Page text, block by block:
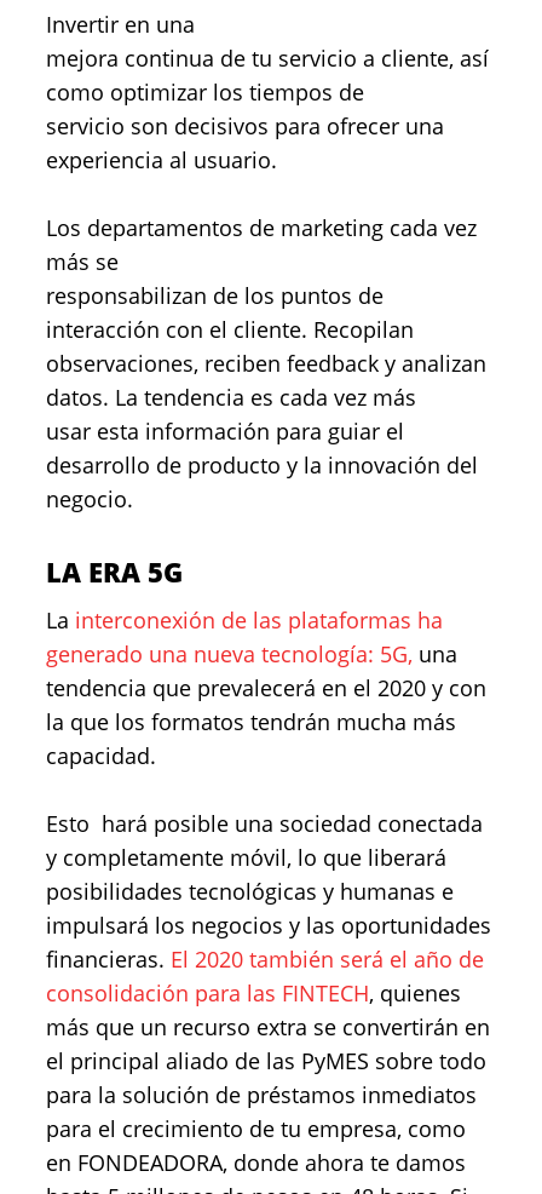
Invertir en una
mejora continua de tu servicio a cliente, así
como optimizar los tiempos de
servicio son decisivos para ofrecer una
experiencia al usuario.
Los departamentos de marketing cada vez
más se
responsabilizan de los puntos de
interacción con el cliente. Recopilan
observaciones, reciben feedback y analizan
datos. La tendencia es cada vez más
usar esta información para guiar el
desarrollo de producto y la innovación del
negocio.
LA ERA 5G
La interconexión de las plataformas ha
generado una nueva tecnología: 5G, una
tendencia que prevalecerá en el 2020 y con
la que los formatos tendrán mucha más
capacidad.
Esto hará posible una sociedad conectada
y completamente móvil, lo que liberará
posibilidades tecnológicas y humanas e
impulsará los negocios y las oportunidades
financieras. El 2020 también será el año de
consolidación para las FINTECH, quienes
más que un recurso extra se convertirán en
el principal aliado de las PyMES sobre todo
para la solución de préstamos inmediatos
para el crecimiento de tu empresa, como
en FONDEADORA, donde ahora te damos